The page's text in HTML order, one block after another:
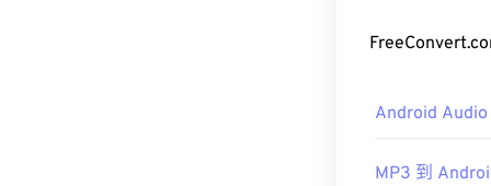
jetAudio
Android
MP3 到